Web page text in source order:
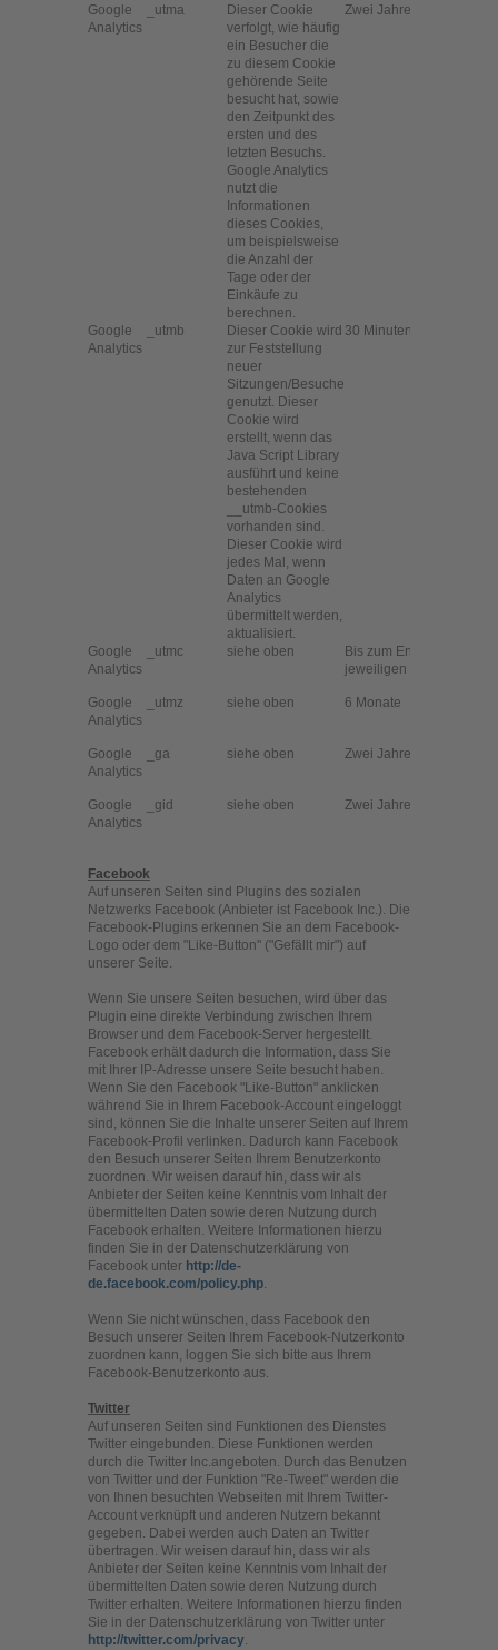
Google
Analytics
_utma
Dieser Cookie
verfolgt, wie häufig
ein Besucher die
zu diesem Cookie
gehörende Seite
besucht hat, sowie
den Zeitpunkt des
ersten und des
letzten Besuchs.
Google Analytics
nutzt die
Informationen
dieses Cookies,
um beispielsweise
die Anzahl der
Tage oder der
Einkäufe zu
berechnen.
Zwei Jahre
Google
Analytics
_utmb
Dieser Cookie wird
zur Feststellung
neuer
Sitzungen/Besuche
genutzt. Dieser
Cookie wird
erstellt, wenn das
Java Script Library
ausführt und keine
bestehenden
__utmb-Cookies
vorhanden sind.
Dieser Cookie wird
jedes Mal, wenn
Daten an Google
Analytics
übermittelt werden,
aktualisiert.
30 Minuten
Google
Analytics
_utmc siehe oben
Bis zum Ende der
jeweiligen Sessions
Google
Analytics
_utmz siehe oben 6 Monate
Google
Analytics
_ga siehe oben Zwei Jahre
Google
Analytics
_gid siehe oben Zwei Jahre
Facebook
Auf unseren Seiten sind Plugins des sozialen
Netzwerks Facebook (Anbieter ist Facebook Inc.). Die
Facebook-Plugins erkennen Sie an dem Facebook-
Logo oder dem "Like-Button" ("Gefällt mir") auf
unserer Seite.
Wenn Sie unsere Seiten besuchen, wird über das
Plugin eine direkte Verbindung zwischen Ihrem
Browser und dem Facebook-Server hergestellt.
Facebook erhält dadurch die Information, dass Sie
mit Ihrer IP-Adresse unsere Seite besucht haben.
Wenn Sie den Facebook "Like-Button" anklicken
während Sie in Ihrem Facebook-Account eingeloggt
sind, können Sie die Inhalte unserer Seiten auf Ihrem
Facebook-Profil verlinken. Dadurch kann Facebook
den Besuch unserer Seiten Ihrem Benutzerkonto
zuordnen. Wir weisen darauf hin, dass wir als
Anbieter der Seiten keine Kenntnis vom Inhalt der
übermittelten Daten sowie deren Nutzung durch
Facebook erhalten. Weitere Informationen hierzu
finden Sie in der Datenschutzerklärung von
Facebook unter http://de-
de.facebook.com/policy.php.
Wenn Sie nicht wünschen, dass Facebook den
Besuch unserer Seiten Ihrem Facebook-Nutzerkonto
zuordnen kann, loggen Sie sich bitte aus Ihrem
Facebook-Benutzerkonto aus.
Twitter
Auf unseren Seiten sind Funktionen des Dienstes
Twitter eingebunden. Diese Funktionen werden
durch die Twitter Inc.angeboten. Durch das Benutzen
von Twitter und der Funktion "Re-Tweet" werden die
von Ihnen besuchten Webseiten mit Ihrem Twitter-
Account verknüpft und anderen Nutzern bekannt
gegeben. Dabei werden auch Daten an Twitter
übertragen. Wir weisen darauf hin, dass wir als
Anbieter der Seiten keine Kenntnis vom Inhalt der
übermittelten Daten sowie deren Nutzung durch
Twitter erhalten. Weitere Informationen hierzu finden
Sie in der Datenschutzerklärung von Twitter unter
http://twitter.com/privacy.